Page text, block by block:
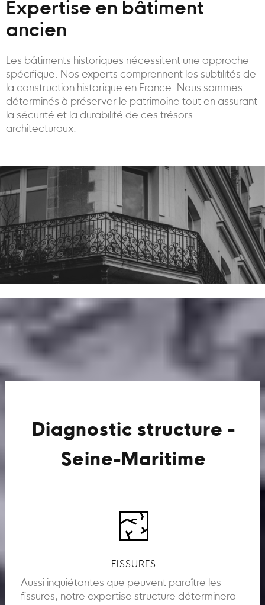
Expertise en bâtiment
ancien
Les bâtiments historiques nécessitent une approche
spécifique. Nos experts comprennent les subtilités de
la construction historique en France. Nous sommes
déterminés à préserver le patrimoine tout en assurant
la sécurité et la durabilité de ces trésors
architecturaux.
Diagnostic structure -
Seine-Maritime
FISSURES
Aussi inquiétantes que peuvent paraître les
fissures, notre expertise structure déterminera